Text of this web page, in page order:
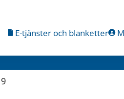
E-tjänster och blanketter